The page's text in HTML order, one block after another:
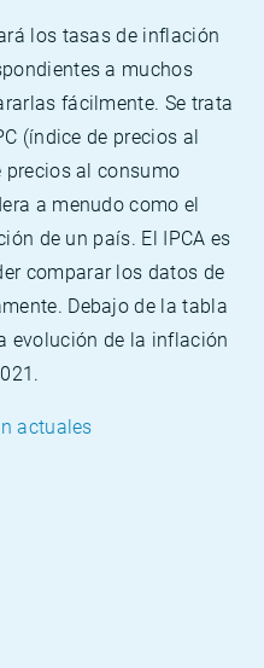
los tasas de inflación
a muchos
fácilmente. Se trata
(índice de precios al
precios al consumo
a menudo como el
de un país. El IPCA es
comparar los datos de
Debajo de la tabla
evolución de la inflación
actuales